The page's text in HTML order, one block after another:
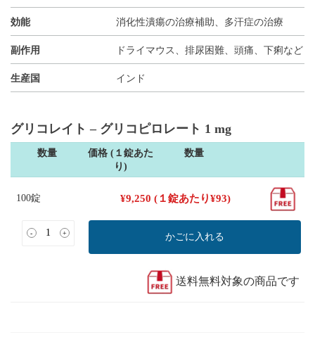
効能 消化性潰瘍の治療補助、多汗症の治療
副作用 ドライマウス、排尿困難、頭痛、下痢など
生産国 インド
グリコレイト – グリコピロレート 1 mg
数量
価格 (１錠あた
り)
数量
100錠 ¥9,250 (１錠あたり¥93)
- + かごに入れる
送料無料対象の商品です